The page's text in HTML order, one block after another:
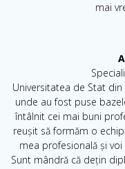
mai
Universitatea de Stat
unde au fost puse
întâlnit cei mai buni
reușit să formăm o
mea profesională și
Sunt mândră că dețin